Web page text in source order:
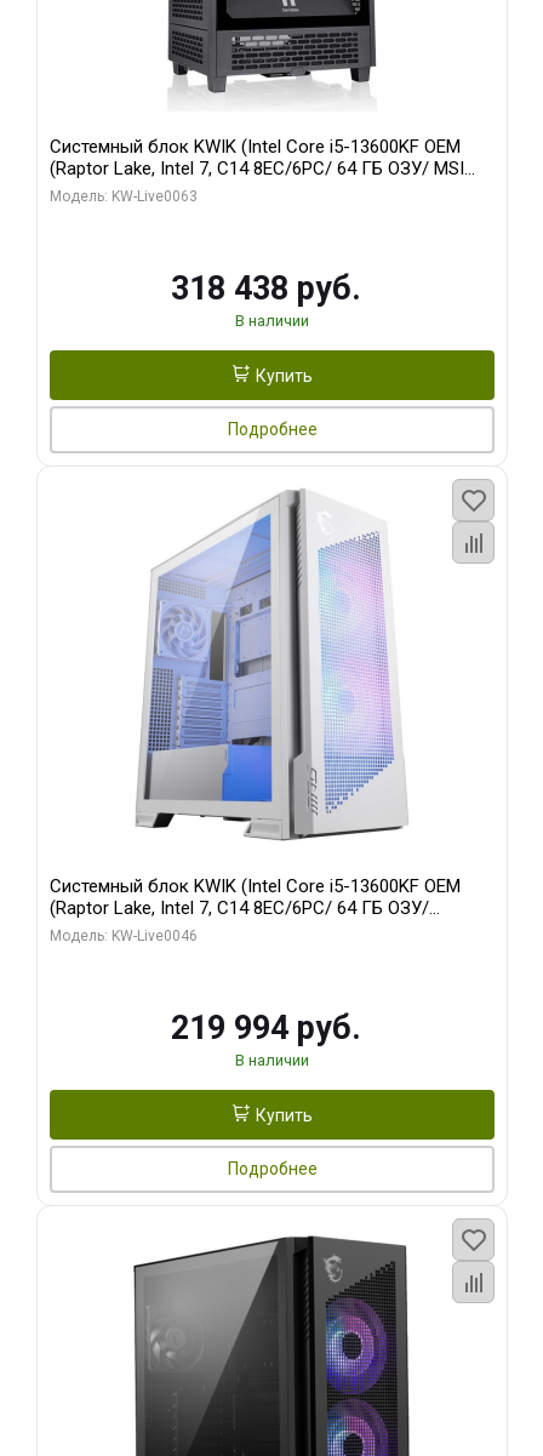
Системный блок KWIK (Intel Core i5-13600KF OEM
(Raptor Lake, Intel 7, C14 8EC/6PC/ 64 ГБ ОЗУ/ MSI
RTX5080 VENTUS 3X OC 16GB GDDR7 256bit 3xDP
Модель: KW-Live0063
318 438 руб.
В наличии
Купить
Подробнее
Системный блок KWIK (Intel Core i5-13600KF OEM
(Raptor Lake, Intel 7, C14 8EC/6PC/ 64 ГБ ОЗУ/
Gigabyte RTX5060Ti GAMING OC 8GB GDDR7 128bit
Модель: KW-Live0046
219 994 руб.
В наличии
Купить
Подробнее